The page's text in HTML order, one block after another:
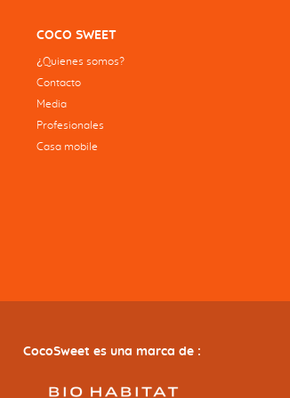
COCO SWEET
¿Quienes somos?
Contacto
Media
Profesionales
Casa mobile
CocoSweet es una marca de :